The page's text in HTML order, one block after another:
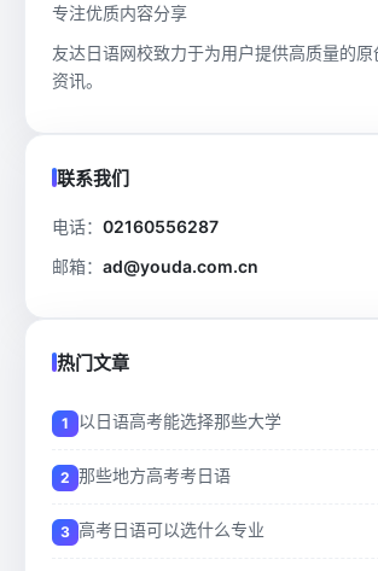
专注优质内容分享
友达日语网校致力于为用户提供高质量的原
资讯。
联系我们
电话： 02160556287
邮箱： ad@youda.com.cn
热门文章
以日语高考能选择那些大学
那些地方高考考日语
高考日语可以选什么专业